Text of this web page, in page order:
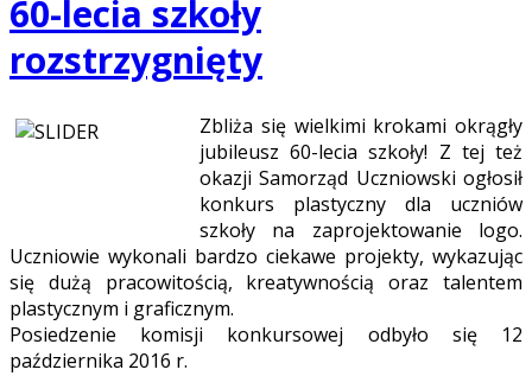
60-lecia szkoły
rozstrzygnięty
Zbliża się wielkimi krokami okrągły
jubileusz 60-lecia szkoły! Z tej też
okazji Samorząd Uczniowski ogłosił
konkurs plastyczny dla uczniów
szkoły na zaprojektowanie logo.
Uczniowie wykonali bardzo ciekawe projekty, wykazując
się dużą pracowitością, kreatywnością oraz talentem
plastycznym i graficznym.
Posiedzenie komisji konkursowej odbyło się 12
października 2016 r.